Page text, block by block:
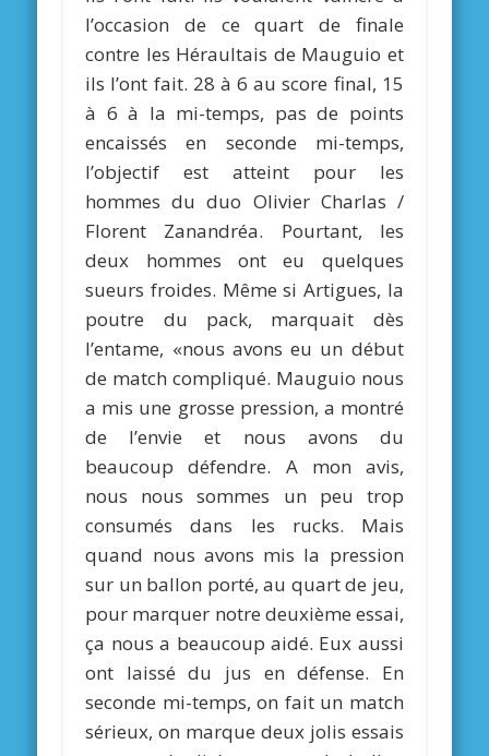
l’occasion de ce quart de finale
contre les Héraultais de Mauguio et
ils l’ont fait. 28 à 6 au score final, 15
à 6 à la mi-temps, pas de points
encaissés en seconde mi-temps,
l’objectif est atteint pour les
hommes du duo Olivier Charlas /
Florent Zanandréa. Pourtant, les
deux hommes ont eu quelques
sueurs froides. Même si Artigues, la
poutre du pack, marquait dès
l’entame, «nous avons eu un début
de match compliqué. Mauguio nous
a mis une grosse pression, a montré
de l’envie et nous avons du
beaucoup défendre. A mon avis,
nous nous sommes un peu trop
consumés dans les rucks. Mais
quand nous avons mis la pression
sur un ballon porté, au quart de jeu,
pour marquer notre deuxième essai,
ça nous a beaucoup aidé. Eux aussi
ont laissé du jus en défense. En
seconde mi-temps, on fait un match
sérieux, on marque deux jolis essais